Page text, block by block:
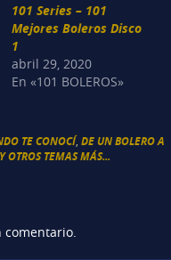
101 Series – 101
Mejores Boleros Disco
1
abril 29, 2020
En «101 BOLEROS»
TE CONOCÍ,DE UN BOLERO A
Y OTROS TEMAS MÁS...
comentario.